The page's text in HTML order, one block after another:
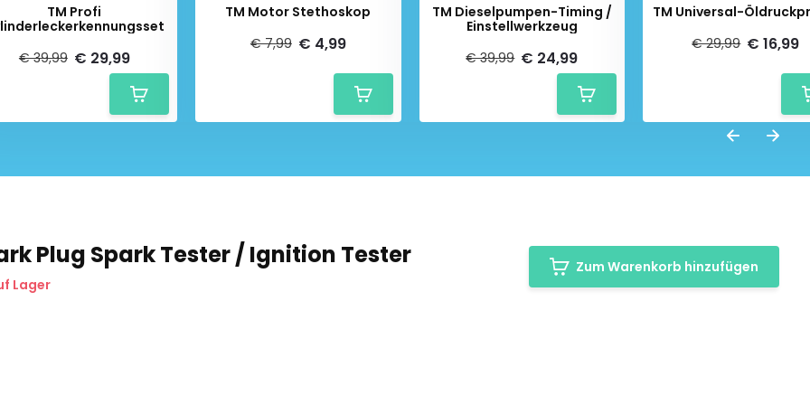
TM Profi
€ 39,99 € 29,99
TM Motor Stethoskop
€ 7,99 € 4,99
TM Dieselpumpen-Timing /
Einstellwerkzeug
€ 39,99 € 24,99
TM Universal-
€ 29,99 € 16,99
Plug Spark Tester / Ignition Tester
Lager
Zum Warenkorb hinzufügen